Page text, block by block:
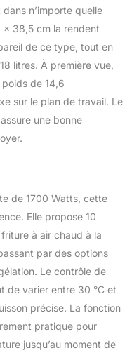
fonctionnement
Utilisez l'écran
pour sélectionner
de cuisson
et
à cuisiner
DES
GRILLADES
ENCORE : La
l'air est un
des aliments
electrique sans
donne le
10
à votre
DES
POUR TOUTE
: Que vous
seul ou que vous
vos amis et
cette
n’importe quelle
x 38,5 cm la rendent
de ce type, tout en
litres. À première vue,
de 14,6
sur le plan de travail. Le
une bonne
de 1700 Watts, cette
Elle propose 10
à air chaud à la
par des options
Le contrôle de
de varier entre 30 °C et
précise. La fonction
pratique pour
jusqu’au moment de